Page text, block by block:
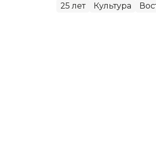
25 лет Культура